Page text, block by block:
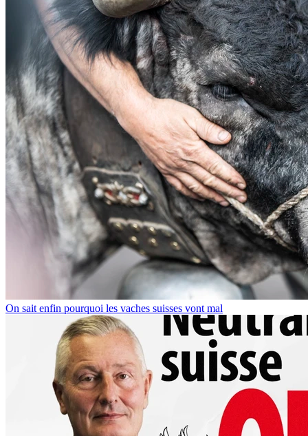
On sait enfin pourquoi les vaches suisses vont mal